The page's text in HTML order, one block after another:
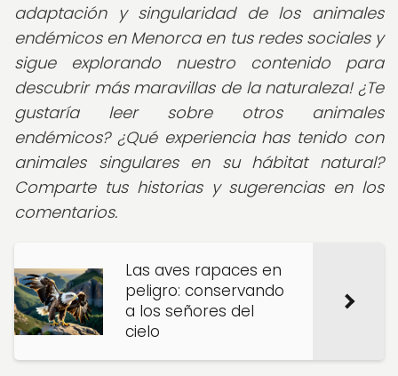
adaptación y singularidad de los animales
endémicos en Menorca en tus redes sociales y
sigue explorando nuestro contenido para
descubrir más maravillas de la naturaleza! ¿Te
gustaría leer sobre otros animales
endémicos? ¿Qué experiencia has tenido con
animales singulares en su hábitat natural?
Comparte tus historias y sugerencias en los
comentarios.
Las aves rapaces en
peligro: conservando
a los señores del
cielo